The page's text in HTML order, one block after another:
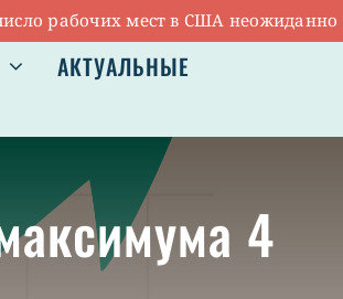
рабочих мест в США неожиданно
АКТУАЛЬНЫЕ
4